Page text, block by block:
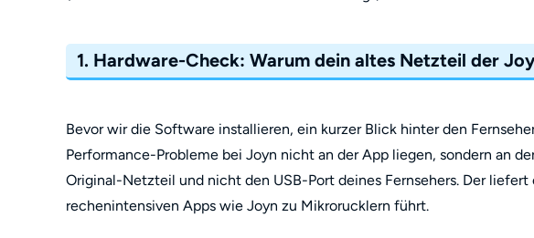
1. Hardware-Check: Warum dein altes Netzteil der
Bevor wir die Software installieren, ein kurzer Blick hinter den
Performance-Probleme bei Joyn nicht an der App liegen, sondern an
Original-Netzteil und nicht den USB-Port deines Fernsehers. Der
rechenintensiven Apps wie Joyn zu Mikrorucklern führt.